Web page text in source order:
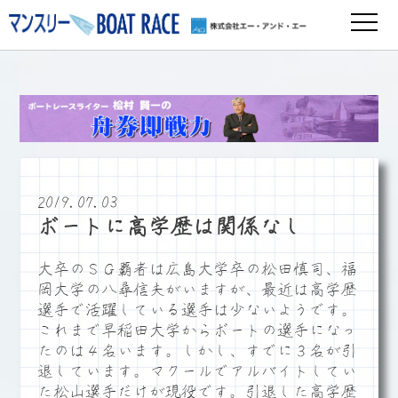
2019.07.03
ボートに高学歴は関係なし
大卒のＳＧ覇者は広島大学卒の松田慎司、福
岡大学の八尋信夫がいますが、最近は高学歴
選手で活躍している選手は少ないようです。
これまで早稲田大学からボートの選手になっ
たのは４名います。しかし、すでに３名が引
退しています。マクールでアルバイトしてい
た松山選手だけが現役です。引退した高学歴